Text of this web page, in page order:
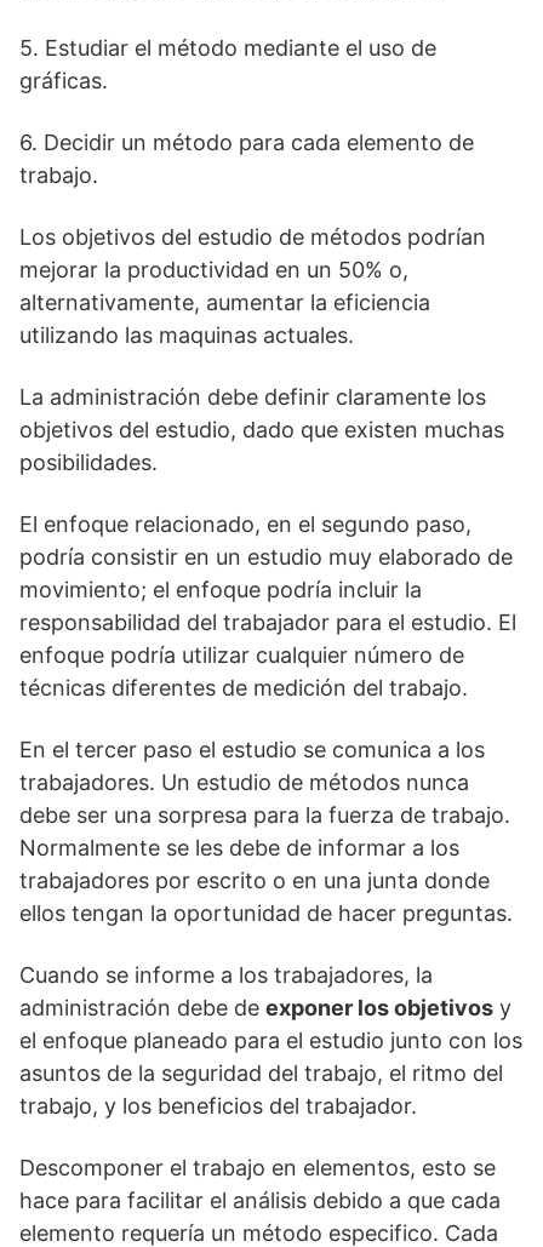
5. Estudiar el método mediante el uso de
gráficas.
6. Decidir un método para cada elemento de
trabajo.
Los objetivos del estudio de métodos podrían
mejorar la productividad en un 50% o,
alternativamente, aumentar la eficiencia
utilizando las maquinas actuales.
La administración debe definir claramente los
objetivos del estudio, dado que existen muchas
posibilidades.
El enfoque relacionado, en el segundo paso,
podría consistir en un estudio muy elaborado de
movimiento; el enfoque podría incluir la
responsabilidad del trabajador para el estudio. El
enfoque podría utilizar cualquier número de
técnicas diferentes de medición del trabajo.
En el tercer paso el estudio se comunica a los
trabajadores. Un estudio de métodos nunca
debe ser una sorpresa para la fuerza de trabajo.
Normalmente se les debe de informar a los
trabajadores por escrito o en una junta donde
ellos tengan la oportunidad de hacer preguntas.
Cuando se informe a los trabajadores, la
administración debe de exponer los objetivos y
el enfoque planeado para el estudio junto con los
asuntos de la seguridad del trabajo, el ritmo del
trabajo, y los beneficios del trabajador.
Descomponer el trabajo en elementos, esto se
hace para facilitar el análisis debido a que cada
elemento requería un método especifico. Cada